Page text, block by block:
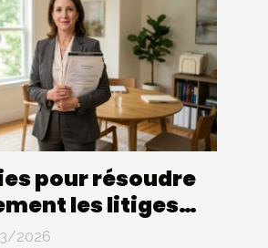
pour résoudre
les litiges
2026